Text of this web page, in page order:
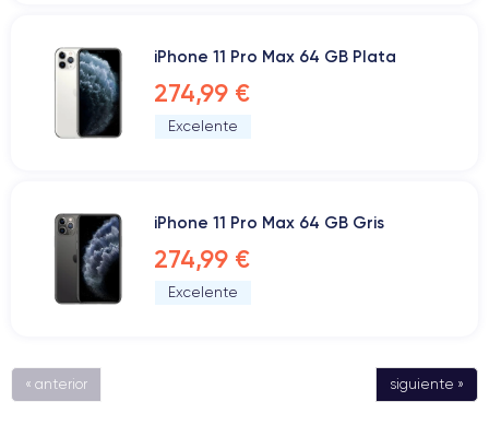
iPhone 11 Pro Max 64 GB Plata
274,99 €
Excelente
iPhone 11 Pro Max 64 GB Gris
274,99 €
Excelente
« anterior siguiente »